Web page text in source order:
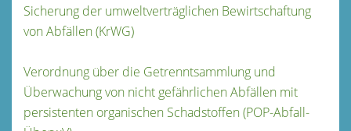
Sicherung der umweltverträglichen Bewirtschaftung
von Abfällen (KrWG)
Verordnung über die Getrenntsammlung und
Überwachung von nicht gefährlichen Abfällen mit
persistenten organischen Schadstoffen (POP-Abfall-